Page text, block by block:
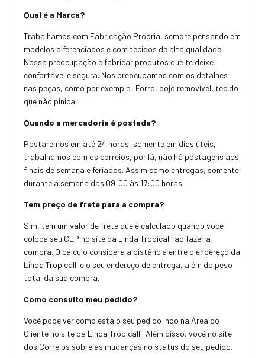
Qual é a Marca?
Trabalhamos com Fabricação Própria, sempre pensando em
modelos diferenciados e com tecidos de alta qualidade.
Nossa preocupação é fabricar produtos que te deixe
confortável e segura. Nos preocupamos com os detalhes
nas peças, como por exemplo: Forro, bojo removível, tecido
que não pinica.
Quando a mercadoria é postada?
Postaremos em até 24 horas, somente em dias úteis,
trabalhamos com os correios, por lá, não há postagens aos
finais de semana e feriados. Assim como entregas, somente
durante a semana das 09:00 às 17:00 horas.
Tem preço de frete para a compra?
Sim, tem um valor de frete que é calculado quando você
coloca seu CEP no site da Linda Tropicalli ao fazer a
compra. O cálculo considera a distância entre o endereço da
Linda Tropicalli e o seu endereço de entrega, além do peso
total da sua compra.
Como consulto meu pedido?
Você pode ver como está o seu pedido indo na Área do
Cliente no site da Linda Tropicalli. Além disso, você no site
dos Correios sobre as mudanças no status do seu pedido.